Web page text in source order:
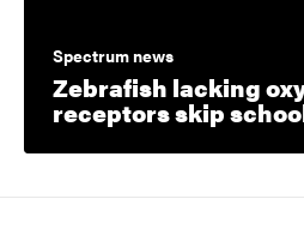
Spectrum news
Zebrafish lacking
receptors skip